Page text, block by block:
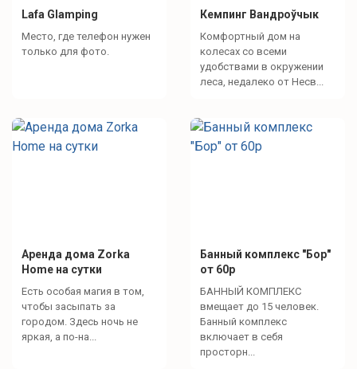
Lafa Glamping
Место, где телефон нужен
только для фото.
Кемпинг Вандроўчык
Комфортный дом на
колесах со всеми
удобствами в окружении
леса, недалеко от Несв...
Аренда дома Zorka
Home на сутки
Есть особая магия в том,
чтобы засыпать за
городом. Здесь ночь не
яркая, а по-на...
Банный комплекс "Бор"
от 60р
БАННЫЙ КОМПЛЕКС
вмещает до 15 человек.
Банный комплекс
включает в себя
просторн...